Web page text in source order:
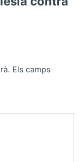
Els camps